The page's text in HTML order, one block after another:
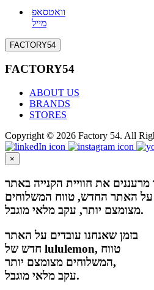
וואטסאפ
מייל
FACTORY54
FACTORY54
ABOUT US
BRANDS
STORES
Copyright © 2026 Factory 54. All
×
על האתר החדש, טווח המשלוחים
מצומצם יותר, עקב מלאי מוגבל.
בזמן שאנחנו עובדים על האתר
חדש של lululemon, טווח
המשלוחים מצומצם יותר,
עקב מלאי מוגבל.